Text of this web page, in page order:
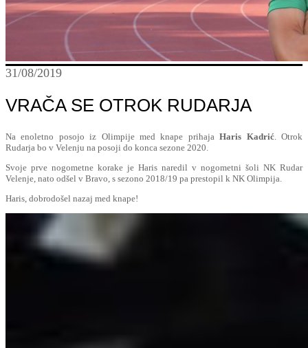
31/08/2019
VRAČA SE OTROK RUDARJA
Na enoletno posojo iz Olimpije med knape prihajaHaris Kadrić. Otrok
Rudarja bo v Velenju na posoji do konca sezone 2020.
Svoje prve nogometne korake je Haris naredil v nogometni šoli NK Rudar
Velenje, nato odšel v Bravo, s sezono 2018/19 pa prestopil k NK Olimpija.
Haris, dobrodošel nazaj med knape!